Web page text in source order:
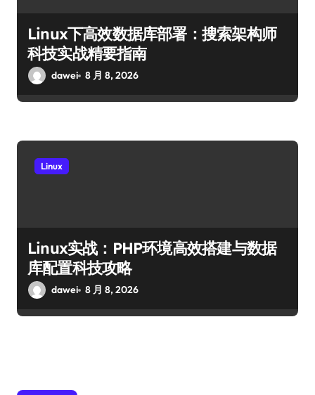
Linux下高效数据库部署：搜索架构师
科技实战精要指南
dawei 8 月 8, 2026
Linux
Linux实战：PHP环境高效搭建与数据
库配置科技攻略
dawei 8 月 8, 2026